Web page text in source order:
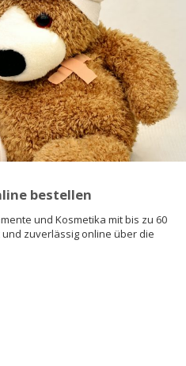
MORE
bestellen
und Kosmetika mit bis zu 60
zuverlässig online über die